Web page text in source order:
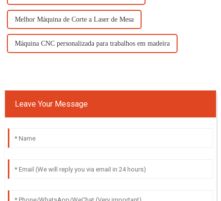
Melhor Máquina de Corte a Laser de Mesa
Máquina CNC personalizada para trabalhos em madeira
Leave Your Message